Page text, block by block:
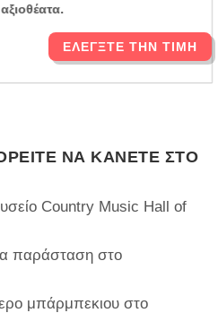
ΕΛΈΓΞΤΕ ΤΗΝ ΤΙΜΉ
ΝΑ ΚΆΝΕΤΕ ΣΤΟ
Country Music Hall of
παράσταση στο
μπάρμπεκιου στο